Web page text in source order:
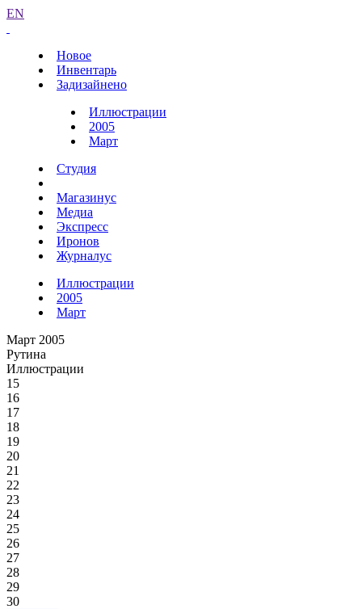
EN
Новое
Инвентарь
Задизайнено
Иллюстрации
2005
Март
Студия
Магазинус
Медиа
Экспресс
Иронов
Журналус
Иллюстрации
2005
Март
Март 2005
Рутина
Иллюстрации
15
16
17
18
19
20
21
22
23
24
25
26
27
28
29
30